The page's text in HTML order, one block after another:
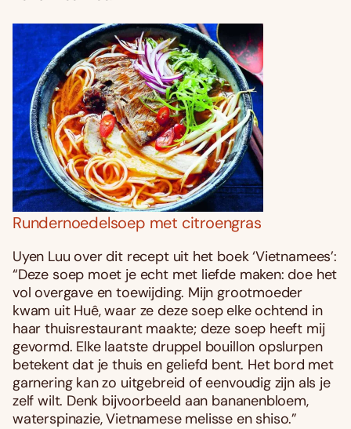
Rundernoedelsoep met citroengras
Uyen Luu over dit recept uit het boek ‘Vietnamees’:
“Deze soep moet je echt met liefde maken: doe het
vol overgave en toewijding. Mijn grootmoeder
kwam uit Huê, waar ze deze soep elke ochtend in
haar thuisrestaurant maakte; deze soep heeft mij
gevormd. Elke laatste druppel bouillon opslurpen
betekent dat je thuis en geliefd bent. Het bord met
garnering kan zo uitgebreid of eenvoudig zijn als je
zelf wilt. Denk bijvoorbeeld aan bananenbloem,
waterspinazie, Vietnamese melisse en shiso.”